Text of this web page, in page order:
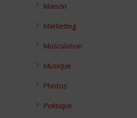
Maison
Marketing
Musculation
Musique
Photos
Politique